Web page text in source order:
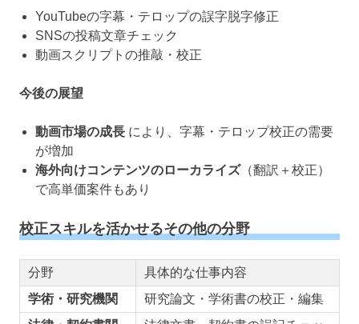
YouTubeの字幕・テロップの誤字脱字修正
SNSの投稿文章チェック
動画スクリプトの推敲・校正
今後の展望
動画市場の成長 により、字幕・テロップ校正の需要
が増加
海外向けコンテンツのローカライズ（翻訳＋校正）
で高単価案件もあり
校正スキルを活かせるその他の分野
分野
具体的な仕事内容
学術・研究機関
研究論文・学術書の校正・編集